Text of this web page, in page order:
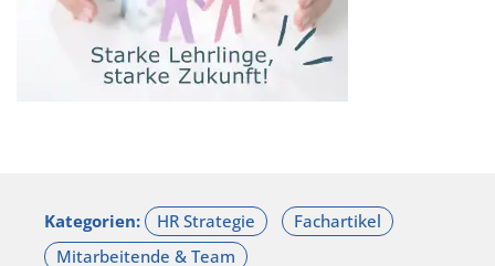
Kategorien: